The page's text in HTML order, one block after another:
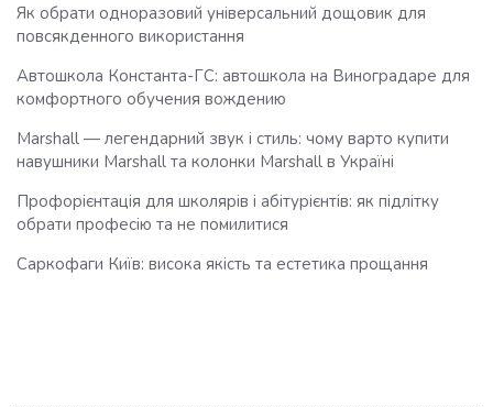
Як обрати одноразовий універсальний дощовик для
повсякденного використання
Автошкола Константа-ГС: автошкола на Виноградаре для
комфортного обучения вождению
Marshall — легендарний звук і стиль: чому варто купити
навушники Marshall та колонки Marshall в Україні
Профорієнтація для школярів і абітурієнтів: як підлітку
обрати професію та не помилитися
Саркофаги Київ: висока якість та естетика прощання